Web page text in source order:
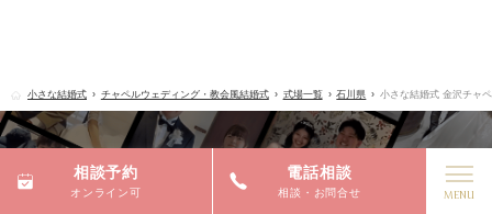
小さな結婚式 チャペルウェディング・教会風結婚式 式場一覧 石川県 小さな結婚式 金沢チャ
相談予約
オンライン可
電話相談
相談・お問合せ